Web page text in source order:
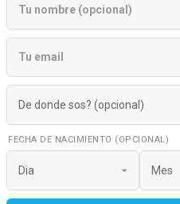
FECHA DE NACIMIENTO (OPCIONAL)